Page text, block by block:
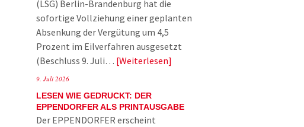
(LSG) Berlin-Brandenburg hat die
sofortige Vollziehung einer geplanten
Absenkung der Vergütung um 4,5
Prozent im Eilverfahren ausgesetzt
(Beschluss 9. Juli… Weiterlesen
9. Juli 2026
LESEN WIE GEDRUCKT: DER
EPPENDORFER ALS PRINTAUSGABE
Der EPPENDORFER erscheint